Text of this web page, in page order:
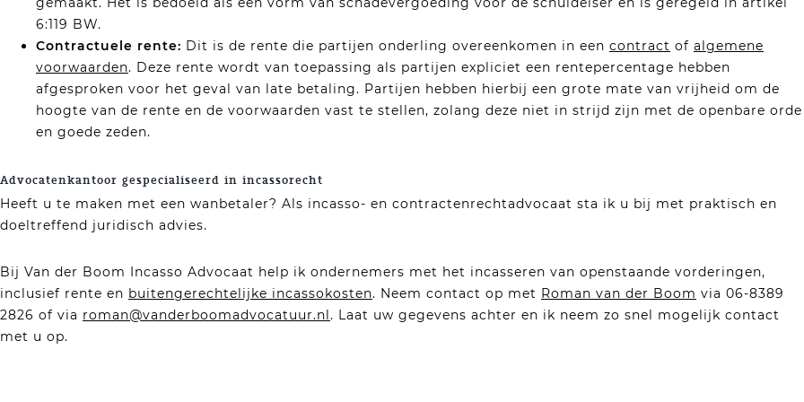
6:119 BW.
Contractuele rente: Dit is de rente die partijen onderling overeenkomen in een contract of algemene
voorwaarden. Deze rente wordt van toepassing als partijen expliciet een rentepercentage hebben
afgesproken voor het geval van late betaling. Partijen hebben hierbij een grote mate van vrijheid om de
hoogte van de rente en de voorwaarden vast te stellen, zolang deze niet in strijd zijn met de openbare orde
en goede zeden.
Advocatenkantoor gespecialiseerd in incassorecht
Heeft u te maken met een wanbetaler? Als incasso- en contractenrechtadvocaat sta ik u bij met praktisch en
doeltreffend juridisch advies.
Bij Van der Boom Incasso Advocaat help ik ondernemers met het incasseren van openstaande vorderingen,
inclusief rente en buitengerechtelijke incassokosten. Neem contact op met Roman van der Boom via 06-8389
2826 of via roman@vanderboomadvocatuur.nl . Laat uw gegevens achter en ik neem zo snel mogelijk contact
met u op.